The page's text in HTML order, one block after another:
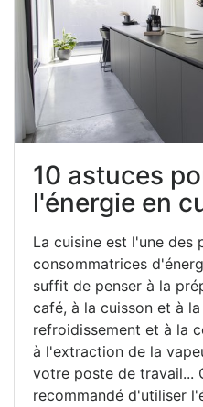
10 astuces
l'énergie en
La cuisine est l'une des
consommatrices
suffit de penser à la
café, à la cuisson et à
refroidissement et à la
à l'extraction de la
votre poste de travail...
recommandé d'utiliser